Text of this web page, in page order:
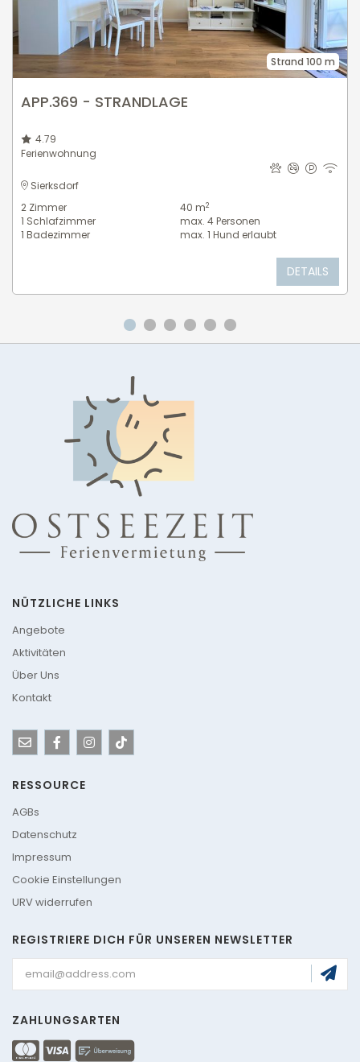
Strand 100 m
APP.369 - STRANDLAGE
4.79
Ferienwohnung
Sierksdorf
2 Zimmer
1 Schlafzimmer
1 Badezimmer
40 m2
max. 4Personen
max. 1 Hund erlaubt
DETAILS
Gehe zu Slide 1
Gehe zu Slide 2
Gehe zu Slide 3
Gehe zu Slide 4
Gehe zu Slide 5
Gehe zu Slide 6
NÜTZLICHE LINKS
Angebote
Aktivitäten
Über Uns
Kontakt
RESSOURCE
AGBs
Datenschutz
Impressum
Cookie Einstellungen
URV widerrufen
REGISTRIERE DICH FÜR UNSEREN NEWSLETTER
ZAHLUNGSARTEN